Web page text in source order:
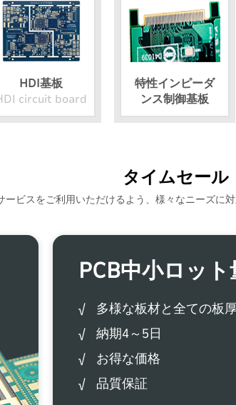
HDI基板
circuit board
特性インピーダ
ンス制御基板
タイムセール
ビスをご利用いただけるよう、様々なニーズに
PCB中小ロッ
√ 多様な板材と全ての板
√ 納期4～5日
√ お得な価格
√ 品質保証